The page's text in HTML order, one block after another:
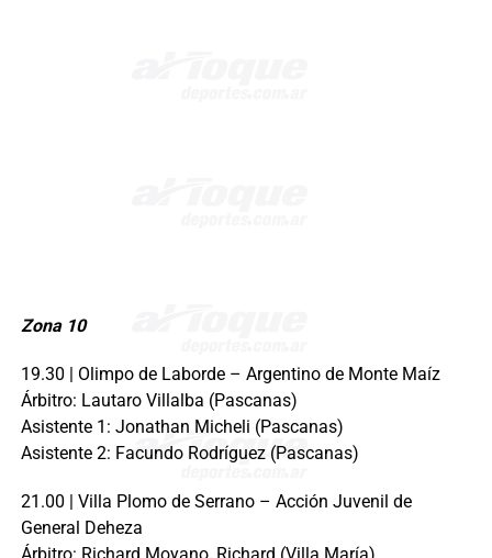
Zona 10
19.30 | Olimpo de Laborde – Argentino de Monte Maíz
Árbitro: Lautaro Villalba (Pascanas)
Asistente 1: Jonathan Micheli (Pascanas)
Asistente 2: Facundo Rodríguez (Pascanas)
21.00 | Villa Plomo de Serrano – Acción Juvenil de
General Deheza